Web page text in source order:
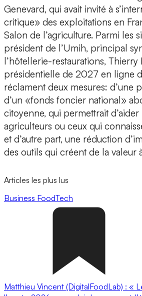
Genevard, qui avait invité à
critique» des exploitations en
Salon de l’agriculture. Parmi les
président de l’Umih, principal
l’hôtellerie-restaurations, Thierry
présidentielle de 2027 en ligne
réclament deux mesures: d’une
d’un «fonds foncier national»
citoyenne, qui permettrait d’aider
agriculteurs ou ceux qui
et d’autre part, une réduction
des outils qui créent de la valeur
Articles les plus lus
Business FoodTech
Matthieu Vincent (DigitalFoodLab) : «